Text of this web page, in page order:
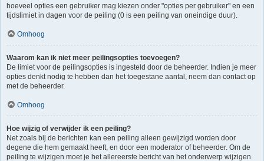
hoeveel opties een gebruiker mag kiezen onder "opties per gebruiker" en een
tijdslimiet in dagen voor de peiling (0 is een peiling van oneindige duur).
Omhoog
Waarom kan ik niet meer peilingsopties toevoegen?
De limiet voor de peilingsopties is ingesteld door de beheerder. Indien je meer
opties denkt nodig te hebben dan het toegestane aantal, neem dan contact op
met de beheerder.
Omhoog
Hoe wijzig of verwijder ik een peiling?
Net zoals bij de berichten kan een peiling alleen gewijzigd worden door
degene die hem gemaakt heeft, en door een moderator of beheerder. Om de
peiling te wijzigen moet je het allereerste bericht van het onderwerp wijzigen